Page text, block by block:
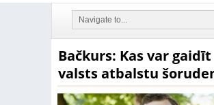
Bačkurs: Kas var gaidīt
valsts atbalstu